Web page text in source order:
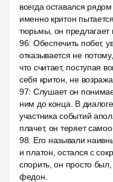
всегда оставался
именно критон
тюрьмы, он предлагает
96: Обеспечить побег,
отказывается не
что считает, поступая
себя критон, не
97: Слушает он
ним до конца. В
участника событий
плачет, он теряет
98: Его называли
и платон, остался с
спорить, он просто
федон.